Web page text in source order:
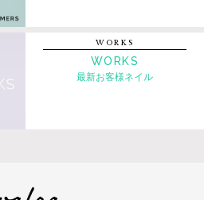
WORKS
WORKS
最新お客様ネイル